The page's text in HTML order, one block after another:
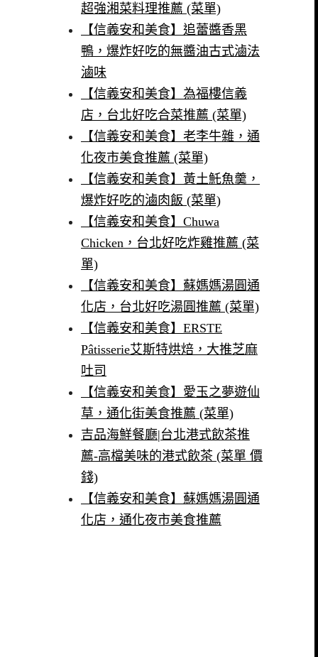
超強湘菜料理推薦 (菜單)
【信義安和美食】追蕾醬香黑
鴨，爆炸好吃的無醬油古式滷法
滷味
【信義安和美食】為福樓信義
店，台北好吃合菜推薦 (菜單)
【信義安和美食】老李牛雜，通
化夜市美食推薦 (菜單)
【信義安和美食】黃土魠魚羹，
爆炸好吃的滷肉飯 (菜單)
【信義安和美食】Chuwa
Chicken，台北好吃炸雞推薦 (菜
單)
【信義安和美食】蘇媽媽湯圓通
化店，台北好吃湯圓推薦 (菜單)
【信義安和美食】ERSTE
Pâtisserie艾斯特烘焙，大推芝麻
吐司
【信義安和美食】愛玉之夢遊仙
草，通化街美食推薦 (菜單)
吉品海鮮餐廳|台北港式飲茶推
薦-高檔美味的港式飲茶 (菜單 價
錢)
【信義安和美食】蘇媽媽湯圓通
化店，通化夜市美食推薦